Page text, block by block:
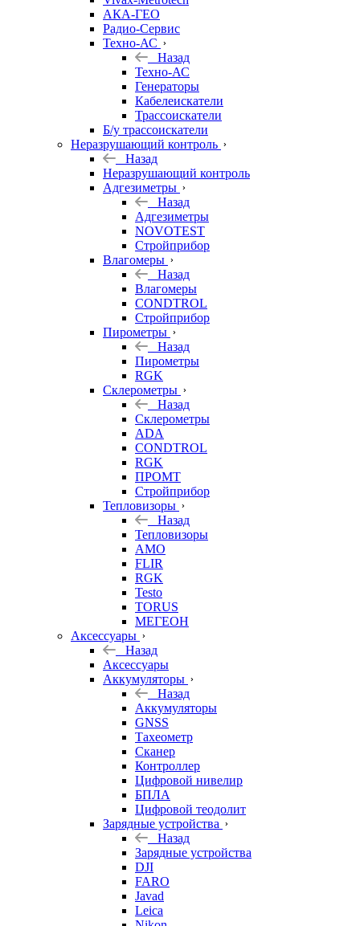
АКА-ГЕО
Радио-Сервис
Техно-АС
Назад
Техно-АС
Генераторы
Кабелеискатели
Трассоискатели
Б/у трассоискатели
Неразрушающий контроль
Назад
Неразрушающий контроль
Адгезиметры
Назад
Адгезиметры
NOVOTEST
Стройприбор
Влагомеры
Назад
Влагомеры
CONDTROL
Стройприбор
Пирометры
Назад
Пирометры
RGK
Склерометры
Назад
Склерометры
ADA
CONDTROL
RGK
ПРОМТ
Стройприбор
Тепловизоры
Назад
Тепловизоры
AMO
FLIR
RGK
Testo
TORUS
МЕГЕОН
Аксессуары
Назад
Аксессуары
Аккумуляторы
Назад
Аккумуляторы
GNSS
Тахеометр
Сканер
Контроллер
Цифровой нивелир
БПЛА
Цифровой теодолит
Зарядные устройства
Назад
Зарядные устройства
DJI
FARO
Javad
Leica